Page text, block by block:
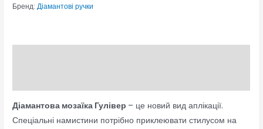
Бренд:Діамантові ручки
Діамантова мозаїка Гулівер – це новий вид аплікації.
Спеціальні намистини потрібно приклеювати стилусом на